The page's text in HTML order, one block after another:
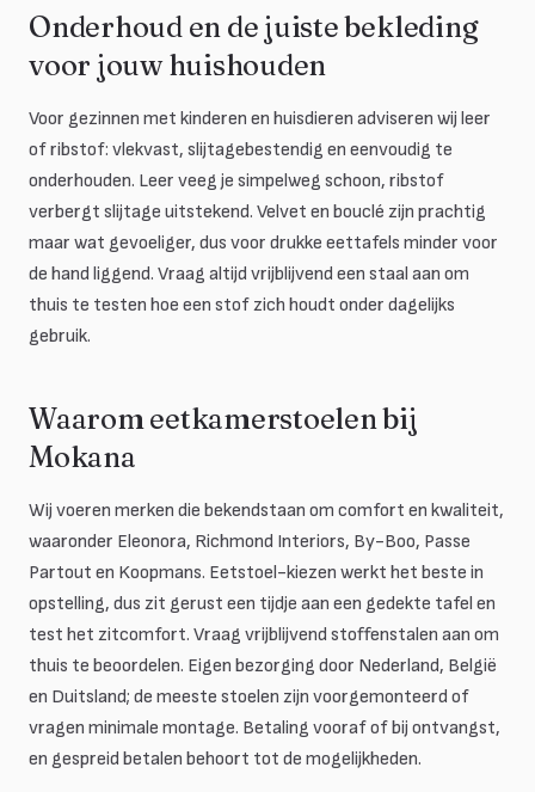
Onderhoud en de juiste bekleding
voor jouw huishouden
Voor gezinnen met kinderen en huisdieren adviseren wij leer
of ribstof: vlekvast, slijtagebestendig en eenvoudig te
onderhouden. Leer veeg je simpelweg schoon, ribstof
verbergt slijtage uitstekend. Velvet en bouclé zijn prachtig
maar wat gevoeliger, dus voor drukke eettafels minder voor
de hand liggend. Vraag altijd vrijblijvend een staal aan om
thuis te testen hoe een stof zich houdt onder dagelijks
gebruik.
Waarom eetkamerstoelen bij
Mokana
Wij voeren merken die bekendstaan om comfort en kwaliteit,
waaronder Eleonora, Richmond Interiors, By-Boo, Passe
Partout en Koopmans. Eetstoel-kiezen werkt het beste in
opstelling, dus zit gerust een tijdje aan een gedekte tafel en
test het zitcomfort. Vraag vrijblijvend stoffenstalen aan om
thuis te beoordelen. Eigen bezorging door Nederland, België
en Duitsland; de meeste stoelen zijn voorgemonteerd of
vragen minimale montage. Betaling vooraf of bij ontvangst,
en gespreid betalen behoort tot de mogelijkheden.